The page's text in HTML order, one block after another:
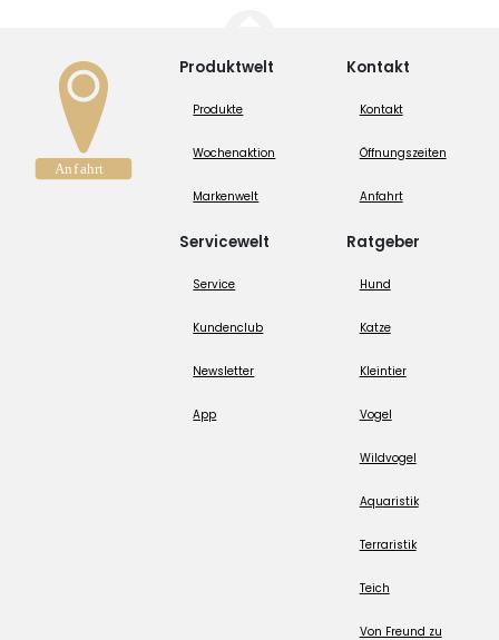
Produktwelt
Produkte
Wochenaktion
Markenwelt
Servicewelt
Service
Kundenclub
Newsletter
App
Kontakt
Kontakt
Öffnungszeiten
Anfahrt
Ratgeber
Hund
Katze
Kleintier
Vogel
Wildvogel
Aquaristik
Terraristik
Teich
Von Freund zu